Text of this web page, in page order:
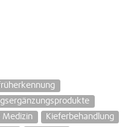
Medizin
Kieferbehandlung